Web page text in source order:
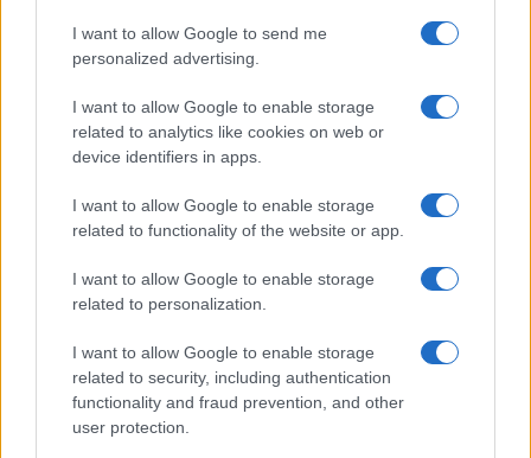
I want to allow Google to send me
personalized advertising.
I want to allow Google to enable storage
related to analytics like cookies on web or
device identifiers in apps.
I want to allow Google to enable storage
related to functionality of the website or app.
I want to allow Google to enable storage
related to personalization.
I want to allow Google to enable storage
related to security, including authentication
functionality and fraud prevention, and other
user protection.
közzé a gázai túszmentő akcióról
Elképesztő felvételeket közöltek az
akciójáról